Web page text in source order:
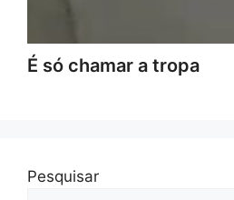
É só chamar a tropa
Pesquisar